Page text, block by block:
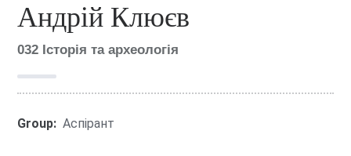
Андрій Клюєв
032 Історія та археологія
Group: Аспірант